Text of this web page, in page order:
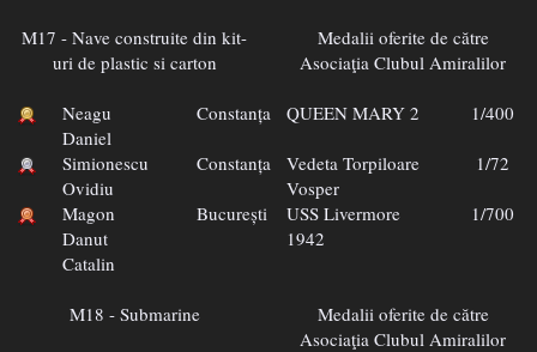
M17 - Nave construite din kit-
uri de plastic si carton
Medalii oferite de către
Asociaţia Clubul Amiralilor
Neagu
Daniel
Constanța QUEEN MARY 2 1/400
Simionescu
Ovidiu
Constanța
Vedeta Torpiloare
Vosper
1/72
Magon
Danut
Catalin
București
USS Livermore
1942
1/700
M18 - Submarine
Medalii oferite de către
Asociaţia Clubul Amiralilor